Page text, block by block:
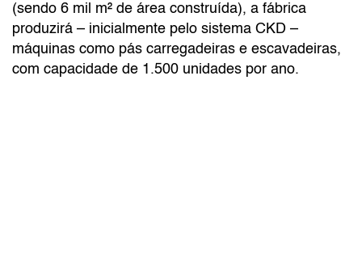
(sendo 6 mil m² de área construída), a fábrica
produzirá – inicialmente pelo sistema CKD –
máquinas como pás carregadeiras e escavadeiras,
com capacidade de 1.500 unidades por ano.